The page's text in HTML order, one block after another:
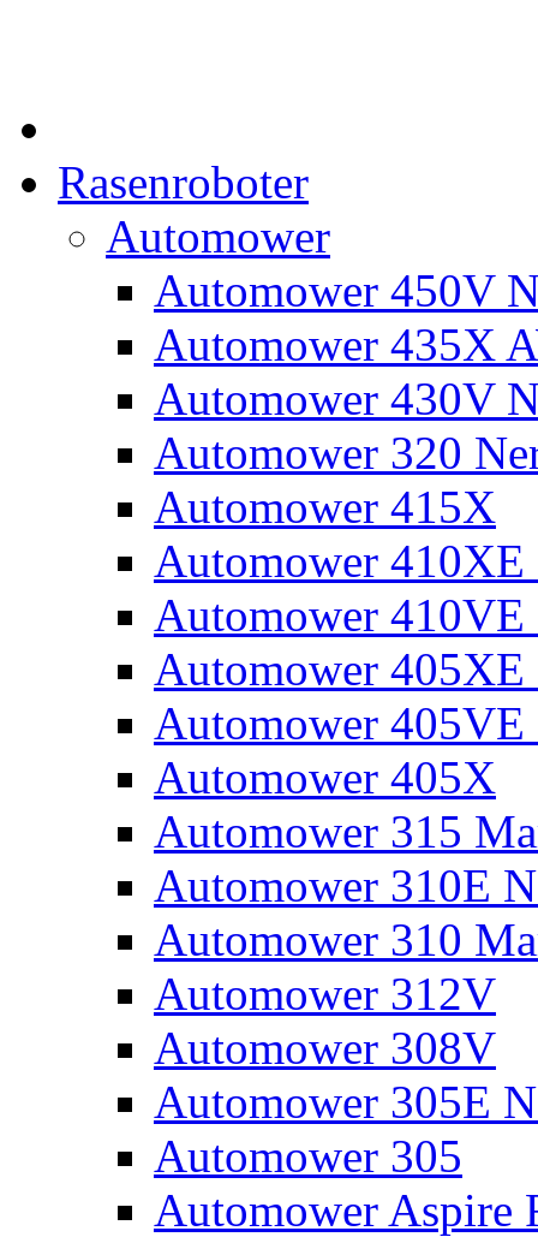
Rasenroboter
Automower
Automower 450V
Automower 435X
Automower 430V
Automower 320
Automower 415X
Automower 410XE
Automower 410VE
Automower 405XE
Automower 405VE
Automower 405X
Automower 315
Automower 310E
Automower 310
Automower 312V
Automower 308V
Automower 305E
Automower 305
Automower Aspire